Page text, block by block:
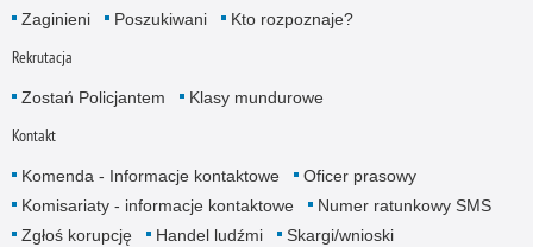
Zaginieni Poszukiwani Kto rozpoznaje?
Rekrutacja
Zostań Policjantem Klasy mundurowe
Kontakt
Komenda - Informacje kontaktowe
Oficer prasowy
Komisariaty - informacje kontaktowe
Numer ratunkowy SMS
Zgłoś korupcję
Handel ludźmi
Skargi/wnioski